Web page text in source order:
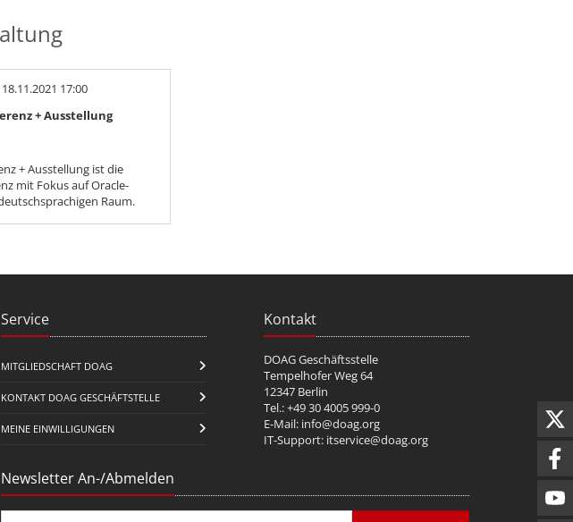
17:00
+ Ausstellung
+ Ausstellung ist die
mit Fokus auf Oracle-
Raum.
Service
MITGLIEDSCHAFT DOAG
KONTAKT DOAG GESCHÄFTSTELLE
MEINE EINWILLIGUNGEN
Kontakt
DOAG Geschäftsstelle
Tempelhofer Weg 64
12347 Berlin
Tel.: +49 30 4005 999-0
E-Mail: info@doag.org
IT-Support: itservice@doag.org
Newsletter An-/Abmelden